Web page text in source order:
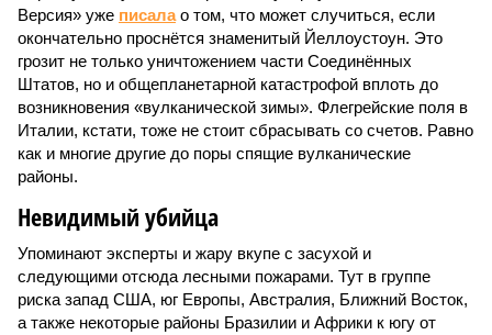
Версия» уже писалао том, что может случиться, если
окончательно проснётся знаменитый Йеллоустоун. Это
грозит не только уничтожением части Соединённых
Штатов, но и общепланетарной катастрофой вплоть до
возникновения «вулканической зимы». Флегрейские поля в
Италии, кстати, тоже не стоит сбрасывать со счетов. Равно
как и многие другие до поры спящие вулканические
районы.
Невидимый убийца
Упоминают эксперты и жару вкупе с засухой и
следующими отсюда лесными пожарами. Тут в группе
риска запад США, юг Европы, Австралия, Ближний Восток,
а также некоторые районы Бразилии и Африки к югу от